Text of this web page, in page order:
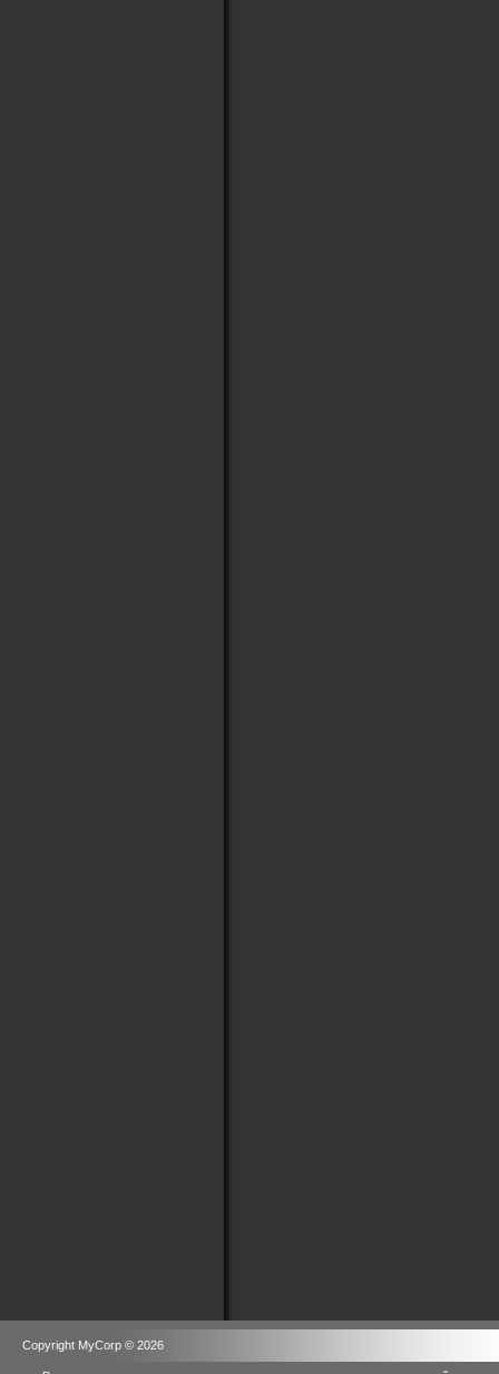
Copyright MyCorp © 2026